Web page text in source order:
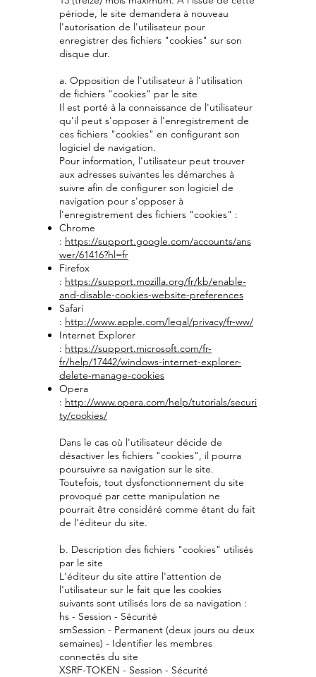
période, le site demandera à nouveau
l'autorisation de l'utilisateur pour
enregistrer des fichiers "cookies" sur son
disque dur.
a. Opposition de l'utilisateur à l'utilisation
de fichiers "cookies" par le site
Il est porté à la connaissance de l'utilisateur
qu'il peut s'opposer à l'enregistrement de
ces fichiers "cookies" en configurant son
logiciel de navigation.
Pour information, l'utilisateur peut trouver
aux adresses suivantes les démarches à
suivre afin de configurer son logiciel de
navigation pour s'opposer à
l'enregistrement des fichiers "cookies" :
Chrome
: https://support.google.com/accounts/ans
wer/61416?hl=fr
Firefox
: https://support.mozilla.org/fr/kb/enable-
and-disable-cookies-website-preferences
Safari
: http://www.apple.com/legal/privacy/fr-ww/
Internet Explorer
: https://support.microsoft.com/fr-
fr/help/17442/windows-internet-explorer-
delete-manage-cookies
Opera
: http://www.opera.com/help/tutorials/securi
ty/cookies/
Dans le cas où l'utilisateur décide de
désactiver les fichiers "cookies", il pourra
poursuivre sa navigation sur le site.
Toutefois, tout dysfonctionnement du site
provoqué par cette manipulation ne
pourrait être considéré comme étant du fait
de l'éditeur du site.
b. Description des fichiers "cookies" utilisés
par le site
L'éditeur du site attire l'attention de
l'utilisateur sur le fait que les cookies
suivants sont utilisés lors de sa navigation :
hs - Session - Sécurité
smSession - Permanent (deux jours ou deux
semaines) - Identifier les membres
connectés du site
XSRF-TOKEN - Session - Sécurité